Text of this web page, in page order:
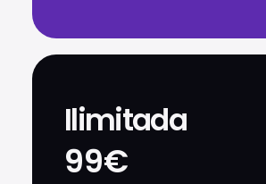
Ilimitada
99€